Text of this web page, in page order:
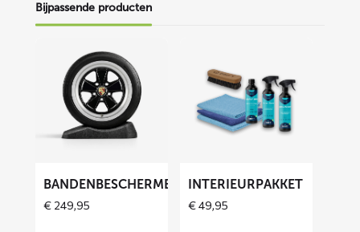
Bijpassende producten
Bandenbeschermers
BANDENBESCHERMERS
€ 249,95
Interieurpakket
INTERIEURPAKKET
€49,95